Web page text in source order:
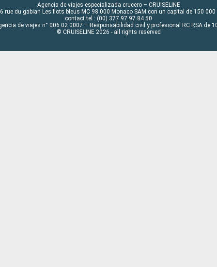
Agencia de viajes especializada crucero – CRUISELINE
rue du gabian Les flots bleus MC 98 000 Monaco SAM con un capital de 150 000
contact tel : (00) 377 97 97 84 50
de viajes n° 006 02 0007 – Responsabilidad civil y profesional RC RSA de
© CRUISELINE 2026 - all rights reserved